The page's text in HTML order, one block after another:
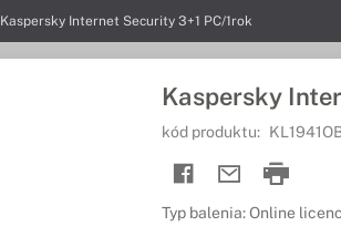
Kaspersky Internet Security 3+1 PC/1rok
Kaspersky
kód produktu:
Typ balenia: Online